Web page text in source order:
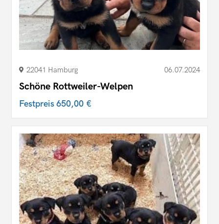
22041 Hamburg 06.07.2024
Schöne Rottweiler-Welpen
Festpreis650,00 €